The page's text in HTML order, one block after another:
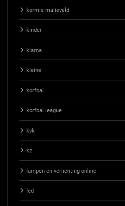
kermis malieveld
kinder
klarna
kleine
korfbal
korfbal league
kvk
kz
lampen en verlichting online
led